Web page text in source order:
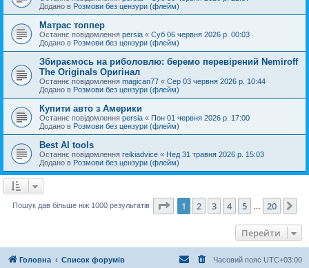
Додано в Розмови без цензури (флейм)
Матрас топпер
Останнє повідомлення persia « Суб 06 червня 2026 р. 00:03
Додано в Розмови без цензури (флейм)
Збираємось на риболовлю: беремо перевірений Nemiroff
The Originals Оригінал
Останнє повідомлення magican77 « Сер 03 червня 2026 р. 10:44
Додано в Розмови без цензури (флейм)
Купити авто з Америки
Останнє повідомлення persia « Пон 01 червня 2026 р. 17:00
Додано в Розмови без цензури (флейм)
Best AI tools
Останнє повідомлення reikiadvice « Нед 31 травня 2026 р. 15:03
Додано в Розмови без цензури (флейм)
Пошук дав більше ніж 1000 результатів Сторінка 1 20
1 2 3 4 5 20
Перейти
Головна Список форумів Часовий пояс UTC+03:00